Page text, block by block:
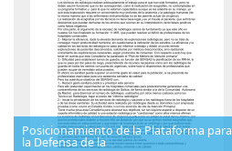
Posicionamiento de la Plataforma para
la Defensa de la